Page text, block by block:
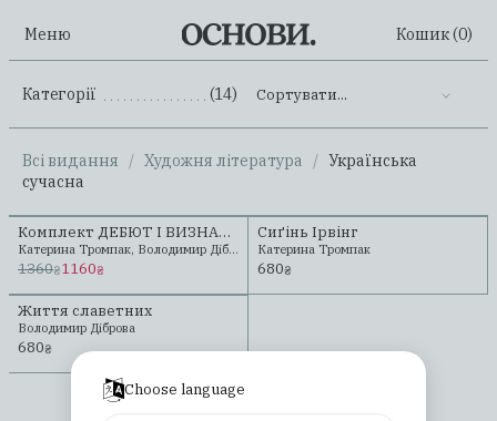
Меню Кошик (0)
Категорії (14) Сортувати...
Всі видання / Художня література / Українська
сучасна
Комплект ДЕБЮТ І ВИЗНАННЯ
Катерина Тромпак, Володимир Діброва
1360₴1160₴
Сиґінь Ірвінг
Катерина Тромпак
680₴
Життя славетних
Володимир Діброва
680₴
Choose language